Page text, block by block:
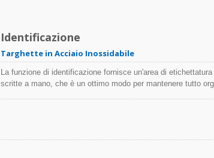
Identificazione
Targhette in Acciaio Inossidabile
La funzione di identificazione fornisce un'area di
scritte a mano, che è un ottimo modo per mantenere tutto